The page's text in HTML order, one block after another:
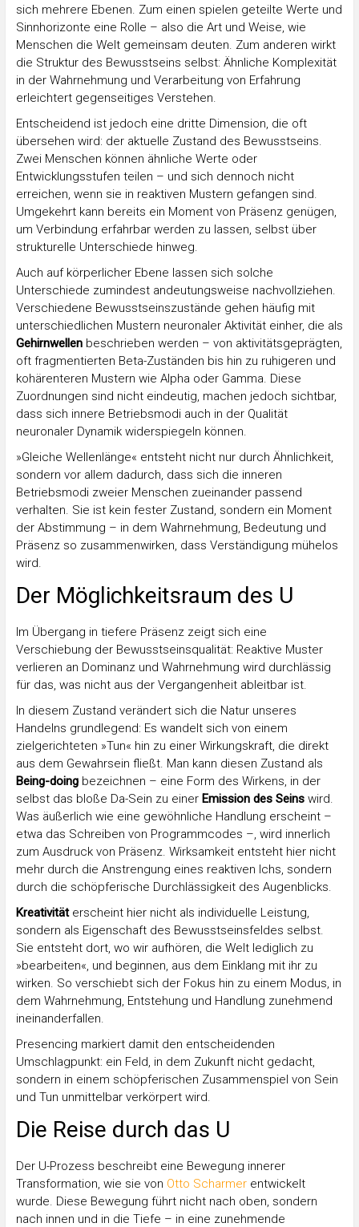
sich mehrere Ebenen. Zum einen spielen geteilte Werte und
Sinnhorizonte eine Rolle – also die Art und Weise, wie
Menschen die Welt gemeinsam deuten. Zum anderen wirkt
die Struktur des Bewusstseins selbst: Ähnliche Komplexität
in der Wahrnehmung und Verarbeitung von Erfahrung
erleichtert gegenseitiges Verstehen.
Entscheidend ist jedoch eine dritte Dimension, die oft
übersehen wird: der aktuelle Zustand des Bewusstseins.
Zwei Menschen können ähnliche Werte oder
Entwicklungsstufen teilen – und sich dennoch nicht
erreichen, wenn sie in reaktiven Mustern gefangen sind.
Umgekehrt kann bereits ein Moment von Präsenz genügen,
um Verbindung erfahrbar werden zu lassen, selbst über
strukturelle Unterschiede hinweg.
Auch auf körperlicher Ebene lassen sich solche
Unterschiede zumindest andeutungsweise nachvollziehen.
Verschiedene Bewusstseinszustände gehen häufig mit
unterschiedlichen Mustern neuronaler Aktivität einher, die als
Gehirnwellenbeschrieben werden – von aktivitätsgeprägten,
oft fragmentierten Beta-Zuständen bis hin zu ruhigeren und
kohärenteren Mustern wie Alpha oder Gamma. Diese
Zuordnungen sind nicht eindeutig, machen jedoch sichtbar,
dass sich innere Betriebsmodi auch in der Qualität
neuronaler Dynamik widerspiegeln können.
»Gleiche Wellenlänge« entsteht nicht nur durch Ähnlichkeit,
sondern vor allem dadurch, dass sich die inneren
Betriebsmodi zweier Menschen zueinander passend
verhalten. Sie ist kein fester Zustand, sondern ein Moment
der Abstimmung – in dem Wahrnehmung, Bedeutung und
Präsenz so zusammenwirken, dass Verständigung mühelos
wird.
Der Möglichkeitsraum des U
Im Übergang in tiefere Präsenz zeigt sich eine
Verschiebung der Bewusstseinsqualität: Reaktive Muster
verlieren an Dominanz und Wahrnehmung wird durchlässig
für das, was nicht aus der Vergangenheit ableitbar ist.
In diesem Zustand verändert sich die Natur unseres
Handelns grundlegend: Es wandelt sich von einem
zielgerichteten »Tun« hin zu einer Wirkungskraft, die direkt
aus dem Gewahrsein fließt. Man kann diesen Zustand als
Being-doingbezeichnen – eine Form des Wirkens, in der
selbst das bloße Da-Sein zu einer Emission des Seinswird.
Was äußerlich wie eine gewöhnliche Handlung erscheint –
etwa das Schreiben von Programmcodes –, wird innerlich
zum Ausdruck von Präsenz. Wirksamkeit entsteht hier nicht
mehr durch die Anstrengung eines reaktiven Ichs, sondern
durch die schöpferische Durchlässigkeit des Augenblicks.
Kreativitäterscheint hier nicht als individuelle Leistung,
sondern als Eigenschaft des Bewusstseinsfeldes selbst.
Sie entsteht dort, wo wir aufhören, die Welt lediglich zu
»bearbeiten«, und beginnen, aus dem Einklang mit ihr zu
wirken. So verschiebt sich der Fokus hin zu einem Modus, in
dem Wahrnehmung, Entstehung und Handlung zunehmend
ineinanderfallen.
Presencing markiert damit den entscheidenden
Umschlagpunkt: ein Feld, in dem Zukunft nicht gedacht,
sondern in einem schöpferischen Zusammenspiel von Sein
und Tun unmittelbar verkörpert wird.
Die Reise durch das U
Der U-Prozess beschreibt eine Bewegung innerer
Transformation, wie sie von Otto Scharmerentwickelt
wurde. Diese Bewegung führt nicht nach oben, sondern
nach innen und in die Tiefe – in eine zunehmende